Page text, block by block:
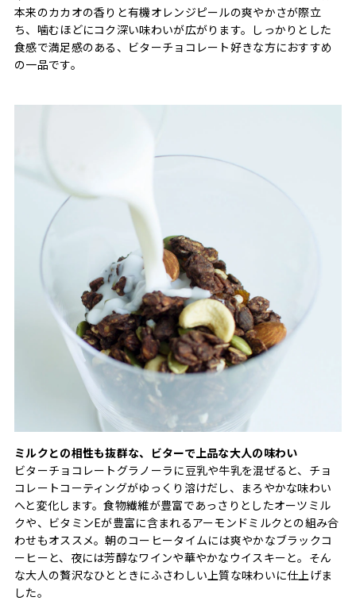
本来のカカオの香りと有機オレンジピールの爽やかさが際立
ち、噛むほどにコク深い味わいが広がります。しっかりとした
食感で満足感のある、ビターチョコレート好きな方におすすめ
の一品です。
ミルクとの相性も抜群な、ビターで上品な大人の味わい
ビターチョコレートグラノーラに豆乳や牛乳を混ぜると、チョ
コレートコーティングがゆっくり溶けだし、まろやかな味わい
へと変化します。食物繊維が豊富であっさりとしたオーツミル
クや、ビタミンEが豊富に含まれるアーモンドミルクとの組み合
わせもオススメ。朝のコーヒータイムには爽やかなブラックコ
ーヒーと、夜には芳醇なワインや華やかなウイスキーと。そん
な大人の贅沢なひとときにふさわしい上質な味わいに仕上げま
した。